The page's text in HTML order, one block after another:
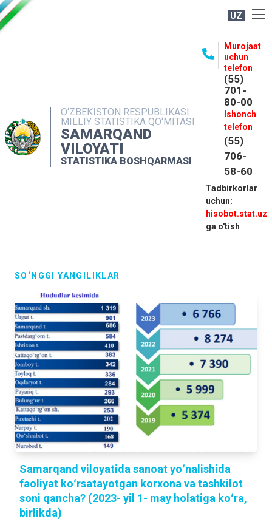
UZ
O‘ZBEKISTON RESPUBLIKASI
MILLIY STATISTIKA QO‘MITASI
SAMARQAND
VILOYATI
STATISTIKA BOSHQARMASI
Murojaat
uchun
telefon
(55)
701-
80-00
Ishonch
telefon
(55)
706-
58-60
Tadbirkorlar
uchun:
hisobot.stat.uz
ga o'tish
MATBUOT XIZMATI
MUROJAATLAR
KONTAKTLAR
SO‘NGGI YANGILIKLAR
Samarqand viloyatida sanoat yoʻnalishida
faoliyat koʻrsatayotgan korxona va tashkilot
soni qancha? (2023- yil 1- may holatiga koʻra,
birlikda)